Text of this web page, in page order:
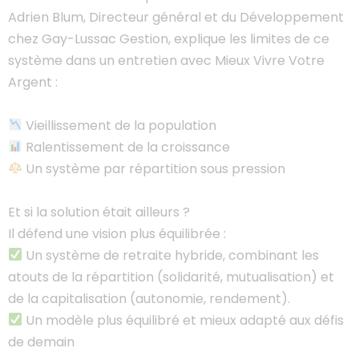
Adrien Blum, Directeur général et du Développement
chez Gay-Lussac Gestion, explique les limites de ce
système dans un entretien avec Mieux Vivre Votre
Argent :
Vieillissement de la population
Ralentissement de la croissance
Un système par répartition sous pression
Et si la solution était ailleurs ?
Il défend une vision plus équilibrée :
Un système de retraite hybride, combinant les
atouts de la répartition (solidarité, mutualisation) et
de la capitalisation (autonomie, rendement).
Un modèle plus équilibré et mieux adapté aux défis
de demain